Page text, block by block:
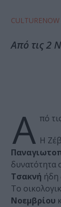
CULTURENOW
Aπό τις 2
A πό
Η
δυνατότητα
Τσακνή ήδη
To
Νοεμβρίου